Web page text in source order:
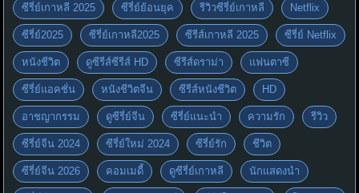
ซีรี่ย์เกาหลี 2025 ซีรี่ย์ย้อนยุค รีวิวซีรี่ย์เกาหลี Netflix
ซีรี่ย์2025 ซีรี่ย์เกาหลี2025 ซีรีส์เกาหลี 2025 ซีรี่ย์ Netflix
หนังชีวิต ดูซีรีส์ซีรีส์ HD ซีรีส์ดราม่า แฟนตาซี
ซีรี่ย์แอคชั่น หนังชีวิตจีน ซีรีส์หนังชีวิต HD
อาชญากรรม ดูซีรี่ย์จีน ซีรี่ย์แนะนำ ความรัก รีวิว
ซีรี่ย์จีน 2024 ซีรี่ย์ใหม่ 2024 ซีรี่ย์รัก ชีวิต
ซีรี่ย์จีน 2026 คอมเมดี้ ดูซีรี่ย์เกาหลี นักแสดงนำ